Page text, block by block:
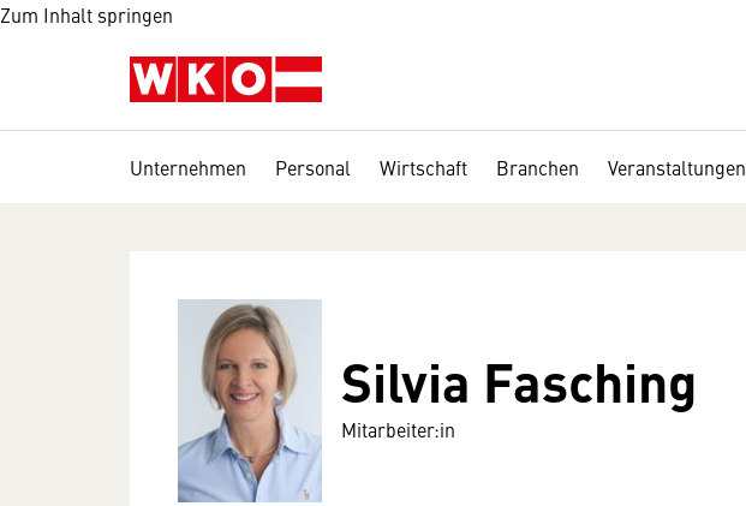
Zum Inhalt springen
Unternehmen Personal Wirtschaft Branchen Veranstaltungen
Silvia Fasching
Mitarbeiter:in